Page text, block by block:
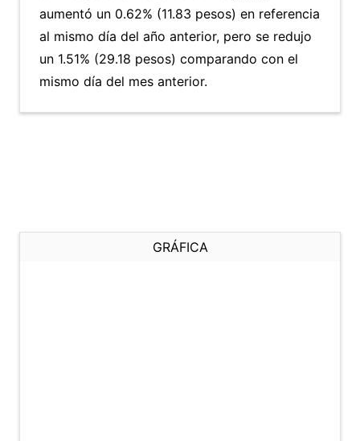
aumentó un 0.62% (11.83 pesos) en referencia
al mismo día del año anterior, pero se redujo
un 1.51% (29.18 pesos) comparando con el
mismo día del mes anterior.
GRÁFICA